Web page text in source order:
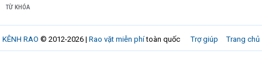
TỪ KHÓA
Trợ giúp Trang chủ
KÊNH RAO © 2012-2026 | Rao vặt miễn phítoàn quốc